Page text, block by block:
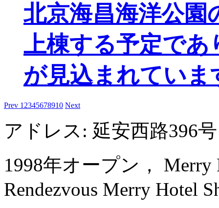
北京海昌海洋公園
上棟する予定であ
が見込まれていま
Prev 1 2345678910 Next
アドレス: 延安西路396
1998年オープン， Merry
Rendezvous Merry Hotel